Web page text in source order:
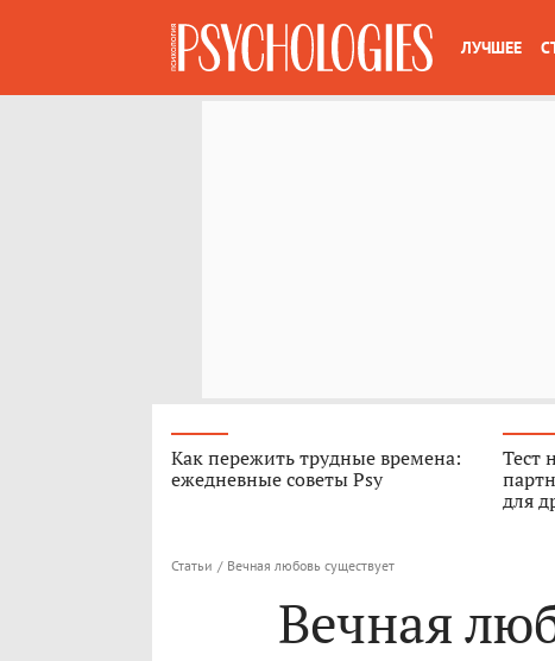
ЛУЧШЕЕ
Как пережить трудные времена:
ежедневные советы Psy
Тест
для
Статьи / Вечная любовь существует
Вечная